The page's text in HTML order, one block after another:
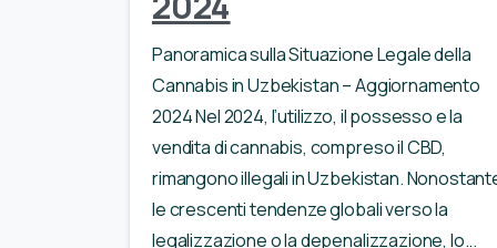
Panoramica sulla Situazione Legale della
Cannabis in Uzbekistan – Aggiornamento
2024 Nel 2024, l’utilizzo, il possesso e la
vendita di cannabis, compreso il CBD,
rimangono illegali in Uzbekistan.
le crescenti tendenze globali verso la
legalizzazione o la depenalizzazione, lo...